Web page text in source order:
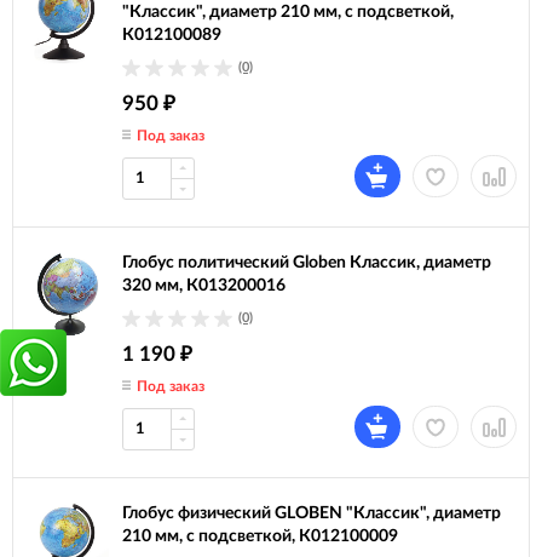
"Классик", диаметр 210 мм, с подсветкой,
К012100089
(0)
950 ₽
Под заказ
Глобус политический Globen Классик, диаметр
320 мм, К013200016
(0)
1 190 ₽
Под заказ
Глобус физический GLOBEN "Классик", диаметр
210 мм, с подсветкой, К012100009